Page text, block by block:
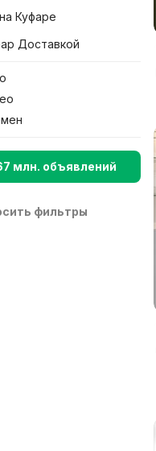
Куфаре
Доставкой
млн. объявлений
фильтры